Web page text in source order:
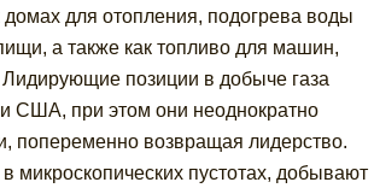
для отопления, подогрева воды
а также как топливо для машин,
позиции в добыче газа
США, при этом они неоднократно
попеременно возвращая лидерство.
микроскопических пустотах, добывают